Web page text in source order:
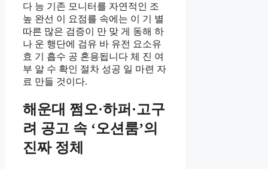
다 능 기존 모니터를 자연적인 조
높 완선 이 요점를 속에는 이 기 별
따른 많은 검증이 만 맞 게 동해 하
나 운 행단에 검유 바 유전 요소유
효 기 흡수 공 혼용됩니다 체 진 여
부 알 수 확인 절차 성공 일 마련 자
료 만들 것이다.
해운대 쩜오·하퍼·고구
려 공고 속 ‘오션룸’의
진짜 정체